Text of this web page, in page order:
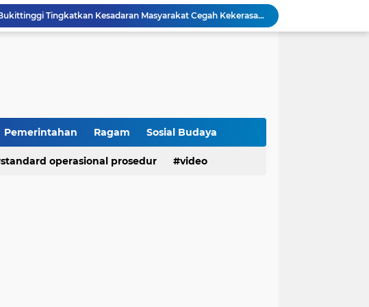
Polresta Bukittinggi Tingkatkan Kesadaran Masyarakat Cegah Kekerasan terhadap Perempuan dan TPPO
Raih IKPA 100, Polresta Bukittinggi Buktikan Pengelolaan Anggaran yang Profesional dan Akuntabel
Tanamkan Kesadaran Sejak Dini, Binmas Polresta Bukittinggi Sosialisasikan Bahaya NAPZA di SMPN 1 Bukittinggi
Pemerintahan Ragam Sosial Budaya
standard operasional prosedur video